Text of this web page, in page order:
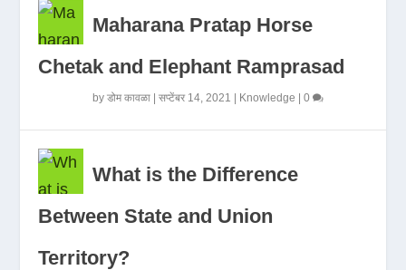
Maharana Pratap Horse
Chetak and Elephant Ramprasad
byडोम कावळा |सप्टेंबर 14, 2021 Knowledge |0
What is the Difference
Between State and Union
Territory?